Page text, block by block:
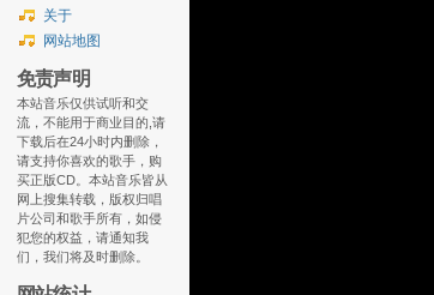
关于
网站地图
免责声明
本站音乐仅供试听和交
流，不能用于商业目的,请
下载后在24小时内删除，
请支持你喜欢的歌手，购
买正版CD。本站音乐皆从
网上搜集转载，版权归唱
片公司和歌手所有，如侵
犯您的权益，请通知我
们，我们将及时删除。